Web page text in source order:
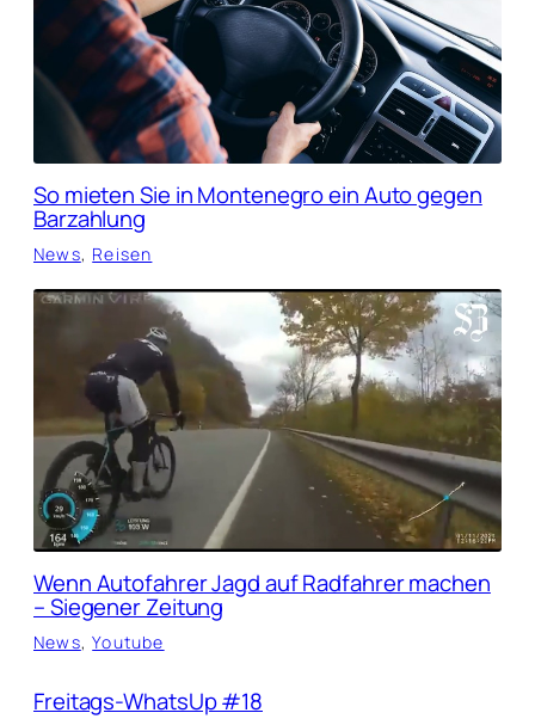
So mieten Sie in Montenegro ein Auto gegen
Barzahlung
News, Reisen
Wenn Autofahrer Jagd auf Radfahrer machen
– Siegener Zeitung
News, Youtube
Freitags-WhatsUp #18